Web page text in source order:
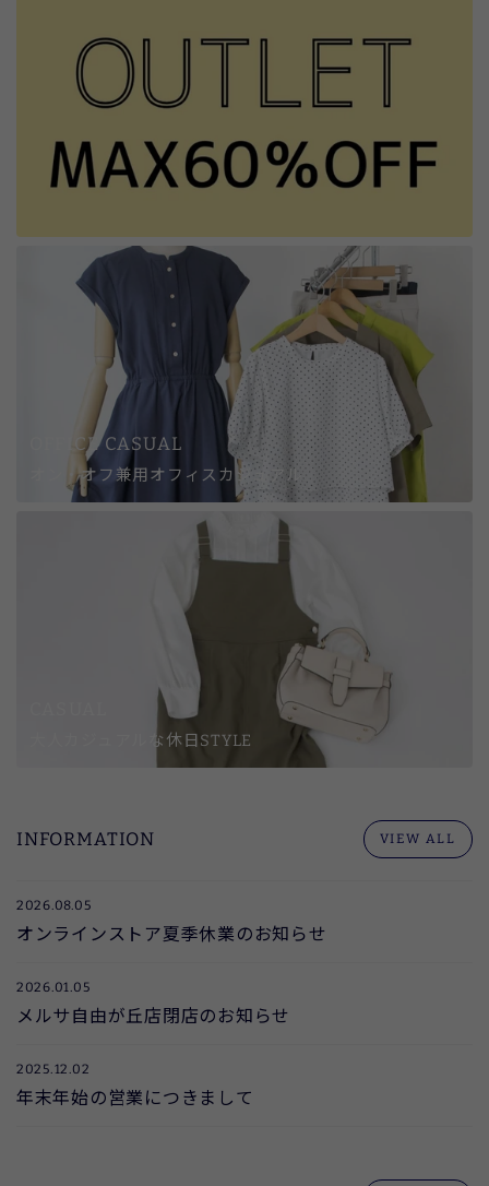
OFFICE CASUAL
オン・オフ兼用オフィスカジュアル
大人カジュアルな休日STYLE
INFORMATION VIEW ALL
2026.08.05
オンラインストア夏季休業のお知らせ
2026.01.05
メルサ自由が丘店閉店のお知らせ
2025.12.02
年末年始の営業につきまして